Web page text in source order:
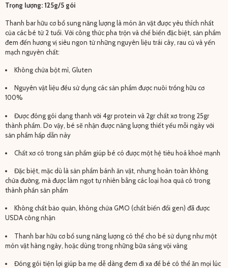
Trọng lượng: 125g/5 gói
Thanh bar hữu cơ bổ sung năng lượng là món ăn vặt được yêu thích nhất
của các bé từ 2 tuổi. Với công thức pha trộn và chế biến đặc biệt, sản phẩm
đem đến hương vị siêu ngon từ những nguyên liệu trái cây, rau củ và yến
mạch nguyên chất:
Không chứa bột mì, Gluten
Nguyên vật liệu đều sử dụng các sản phẩm được nuôi trồng hữu cơ
100%
Được đóng gói dạng thanh với 4gr protein và 2gr chất xơ trong 25gr
thành phẩm. Do vậy, bé sẽ nhận được năng lượng thiết yếu mỗi ngày với
sản phẩm hấp dẫn này
Chất xơ có trong sản phẩm giúp bé có được một hệ tiêu hoá khoẻ mạnh
Đặc biệt, mặc dù là sản phẩm bánh ăn vặt, nhưng hoàn toàn không
chứa đường, mà được làm ngọt tự nhiên bằng các loại hoa quả có trong
thành phần sản phẩm
Không chất bảo quản, không chứa GMO (chất biến đổi gen) đã được
USDA công nhận
Thanh bar hữu cơ bổ sung năng lượng có thể cho bé sử dụng như một
món vặt hàng ngày, hoặc dùng trong những bữa sáng vội vàng
Đóng gói tiện lợi giúp ba mẹ dễ dàng đem đi xa để bé có thể ăn mọi lúc